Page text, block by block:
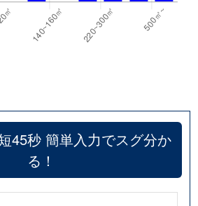
45秒 簡単入力でスグ分か
る！